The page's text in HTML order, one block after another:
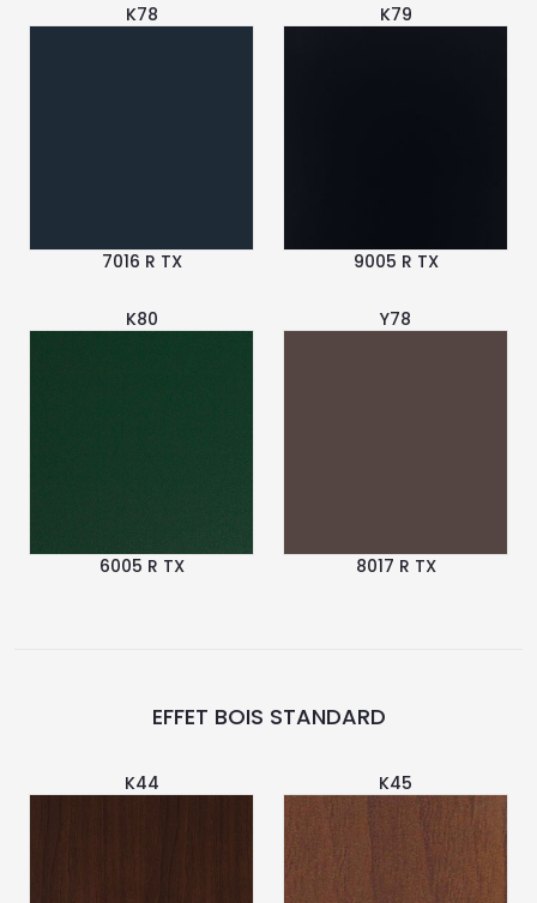
K78
7016 R TX
K79
9005 R TX
K80
6005 R TX
Y78
8017 R TX
EFFET BOIS STANDARD
K44 K45